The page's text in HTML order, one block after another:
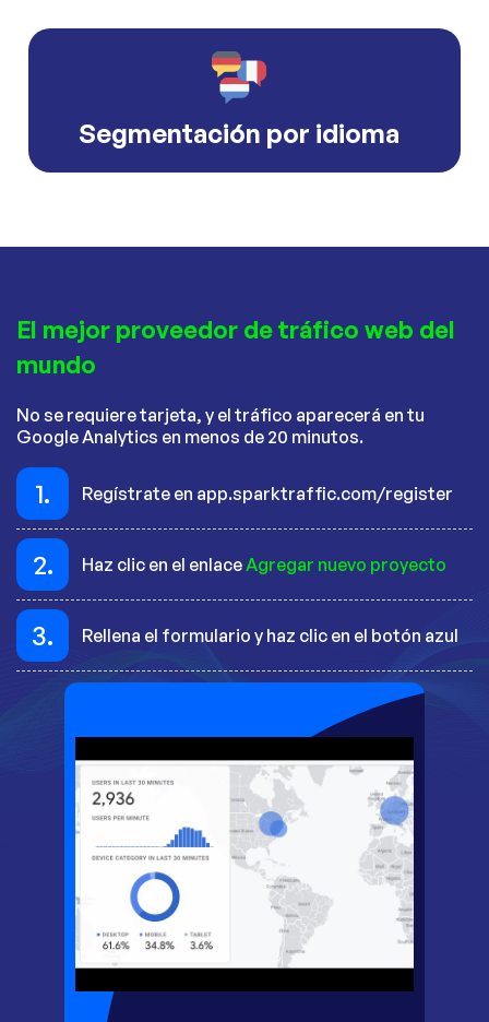
Segmentación por idioma
El mejor proveedor de tráfico web del
mundo
No se requiere tarjeta, y el tráfico aparecerá en tu
Google Analytics en menos de 20 minutos.
1. Regístrate en app.sparktraffic.com/register
2. Haz clic en el enlaceAgregar nuevo proyecto
3. Rellena el formulario y haz clic en el botón azul